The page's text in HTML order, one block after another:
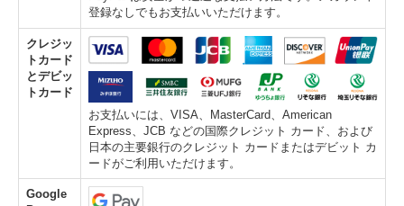
登録なしでもお支払いいただけます。
クレジッ
トカード
とデビッ
トカード
お支払いには、VISA、MasterCard、American
Express、JCB などの国際クレジット カード、および
日本の主要銀行のクレジット カードまたはデビット カ
ードがご利用いただけます。
Google